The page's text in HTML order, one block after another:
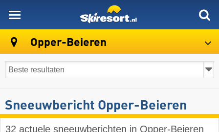
Opper-Beieren
Sneeuwbericht Opper-Beieren
32 actuele sneeuwberichten in Opper-Beieren